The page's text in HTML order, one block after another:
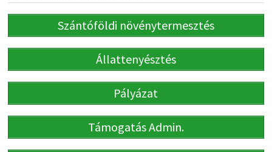
Szántóföldi növénytermesztés
Állattenyésztés
Pályázat
Támogatás Admin.